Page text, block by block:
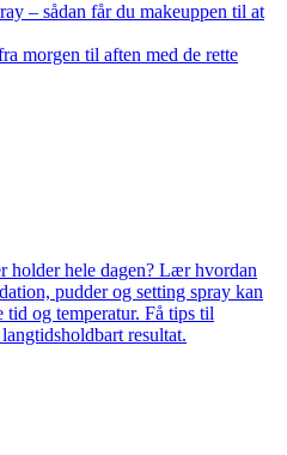
– sådan får du makeuppen til at
morgen til aften med de rette
holder hele dagen? Lær hvordan
pudder og setting spray kan
tid og temperatur. Få tips til
resultat.